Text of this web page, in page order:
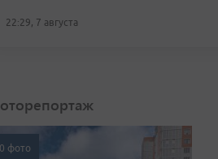
22:29, 7 августа
фото